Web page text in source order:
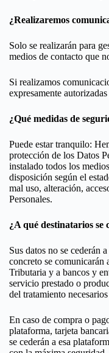
¿Realizaremos
Solo se realizarán para
medios de contacto que
Si realizamos
expresamente
¿Qué medidas de
Puede estar tranquilo:
protección de los Datos
instalado todos los
disposición según el
mal uso, alteración,
Personales.
¿A qué destinatarios se
Sus datos no se cederán
concreto se comunicarán
Tributaria y a bancos y
servicio prestado o
del tratamiento
En caso de compra o
plataforma, tarjeta
se cederán a esa